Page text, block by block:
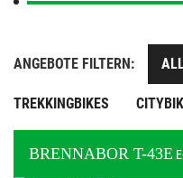
ANGEBOTE FILTERN:
TREKKINGBIKES
BRENNABOR T-43E